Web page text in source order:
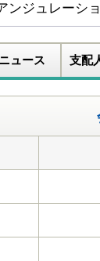
ジュレーシ
ニュース 支配